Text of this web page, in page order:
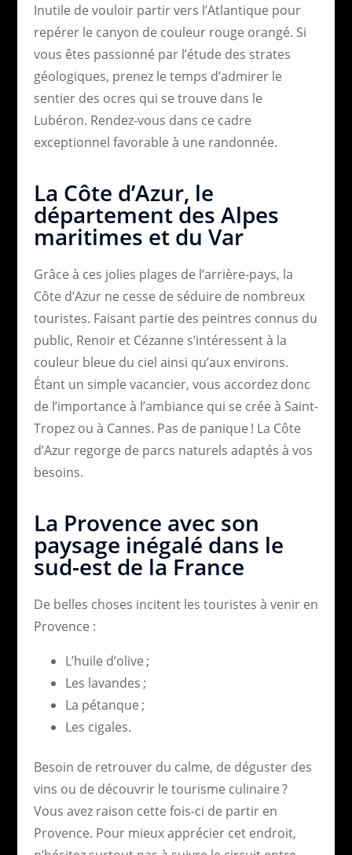
Inutile de vouloir partir vers l’Atlantique pour
repérer le canyon de couleur rouge orangé. Si
vous êtes passionné par l’étude des strates
géologiques, prenez le temps d’admirer le
sentier des ocres qui se trouve dans le
Lubéron. Rendez-vous dans ce cadre
exceptionnel favorable à une randonnée.
La Côte d’Azur, le
département des Alpes
maritimes et du Var
Grâce à ces jolies plages de l’arrière-pays, la
Côte d’Azur ne cesse de séduire de nombreux
touristes. Faisant partie des peintres connus du
public, Renoir et Cézanne s’intéressent à la
couleur bleue du ciel ainsi qu’aux environs.
Étant un simple vacancier, vous accordez donc
de l’importance à l’ambiance qui se crée à Saint-
Tropez ou à Cannes. Pas de panique ! La Côte
d’Azur regorge de parcs naturels adaptés à vos
besoins.
La Provence avec son
paysage inégalé dans le
sud-est de la France
De belles choses incitent les touristes à venir en
Provence :
L’huile d’olive ;
Les lavandes ;
La pétanque ;
Les cigales.
Besoin de retrouver du calme, de déguster des
vins ou de découvrir le tourisme culinaire ?
Vous avez raison cette fois-ci de partir en
Provence. Pour mieux apprécier cet endroit,